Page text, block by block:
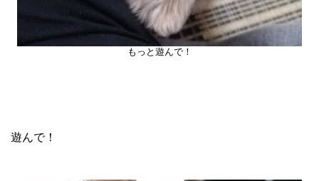
もっと遊んで！
遊んで！